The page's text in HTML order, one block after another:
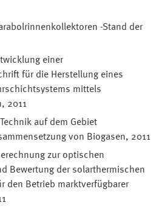
-Stand der
einer
für die Herstellung eines
mittels
2011
auf dem Gebiet
von Biogasen, 2011
zur optischen
Bewertung der solarthermischen
den Betrieb marktverfügbarer